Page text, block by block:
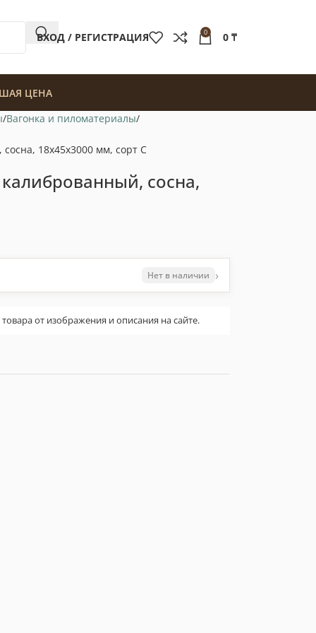
ВХОД / РЕГИСТРАЦИЯ 0 0 ₸
ЦЕНА
Вагонка и пиломатериалы
18x45x3000 мм, сорт C
сосна,
Нет в наличии ›
от изображения и описания на сайте.